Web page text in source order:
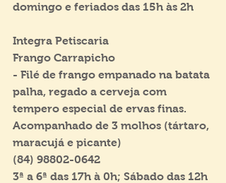
domingo e feriados das 15h às 2h
Integra Petiscaria
Frango Carrapicho
- Filé de frango empanado na batata
palha, regado a cerveja com
tempero especial de ervas finas.
Acompanhado de 3 molhos (tártaro,
maracujá e picante)
(84) 98802-0642
3ª a 6ª das 17h à 0h; Sábado das 12h